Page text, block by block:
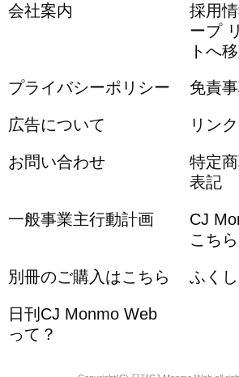
会社案内
採用
ープ
トへ移
プライバシーポリシー 免責
広告について リンク
お問い合わせ
特定
表記
一般事業主行動計画
CJ
こちら
別冊のご購入はこちら ふく
日刊CJ Monmo Web
って？